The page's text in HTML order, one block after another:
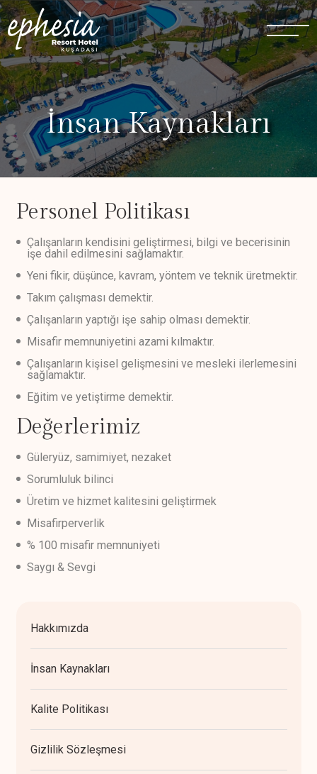
İnsan Kaynakları
Personel Politikası
Çalışanların kendisini geliştirmesi, bilgi ve becerisinin
işe dahil edilmesini sağlamaktır.
Yeni fikir, düşünce, kavram, yöntem ve teknik üretmektir.
Takım çalışması demektir.
Çalışanların yaptığı işe sahip olması demektir.
Misafir memnuniyetini azami kılmaktır.
Çalışanların kişisel gelişmesini ve mesleki ilerlemesini
sağlamaktır.
Eğitim ve yetiştirme demektir.
Değerlerimiz
Güleryüz, samimiyet, nezaket
Sorumluluk bilinci
Üretim ve hizmet kalitesini geliştirmek
Misafirperverlik
% 100 misafir memnuniyeti
Saygı & ­Sevgi
Hakkımızda
İnsan Kaynakları
Kalite Politikası
Gizlilik Sözleşmesi